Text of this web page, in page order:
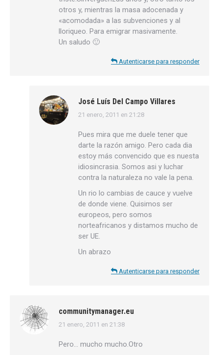
otros y, mientras la masa adocenada y
«acomodada» a las subvenciones y al
lloriqueo. Para emigrar masivamente.
Un saludo 🙂
Autenticarse para responder
José Luís Del Campo Villares
dice:
21 enero, 2011 en 21:28
Pues mira que me duele tener que
darte la razón amigo. Pero cada dia
estoy más convencido que es nuesta
idiosincrasia. Somos asi y luchar
contra la naturaleza no vale la pena.
Un rio lo cambias de cauce y vuelve
de donde viene. Quisimos ser
europeos, pero somos
norteafricanos y distamos mucho de
ser UE.
Un abrazo
Autenticarse para responder
communitymanager.eu
dice:
21 enero, 2011 en 21:38
Pero… mucho mucho.Otro